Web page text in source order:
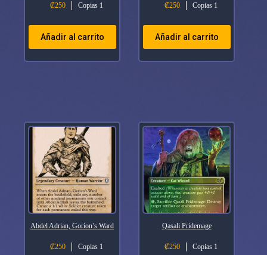
₡250 Copias 1
Añadir al carrito
₡250 Copias 1
Añadir al carrito
Abdel Adrian, Gorion’s Ward
₡250 Copias 1
Qasali Pridemage
₡250 Copias 1